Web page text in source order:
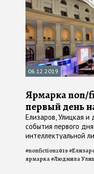
06.12.2019
Ярмарка non/
первый день
Елизаров, Улицкая и
события первого
интеллектуальной
#nonfiction2019#
ярмарка#Людмила